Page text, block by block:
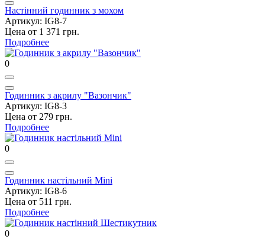
Настінний годинник з мохом
Артикул: IG8-7
Цена от 1 371 грн.
Подробнее
0
Годинник з акрилу "Вазончик"
Артикул: IG8-3
Цена от 279 грн.
Подробнее
0
Годинник настільний Mini
Артикул: IG8-6
Цена от 511 грн.
Подробнее
0